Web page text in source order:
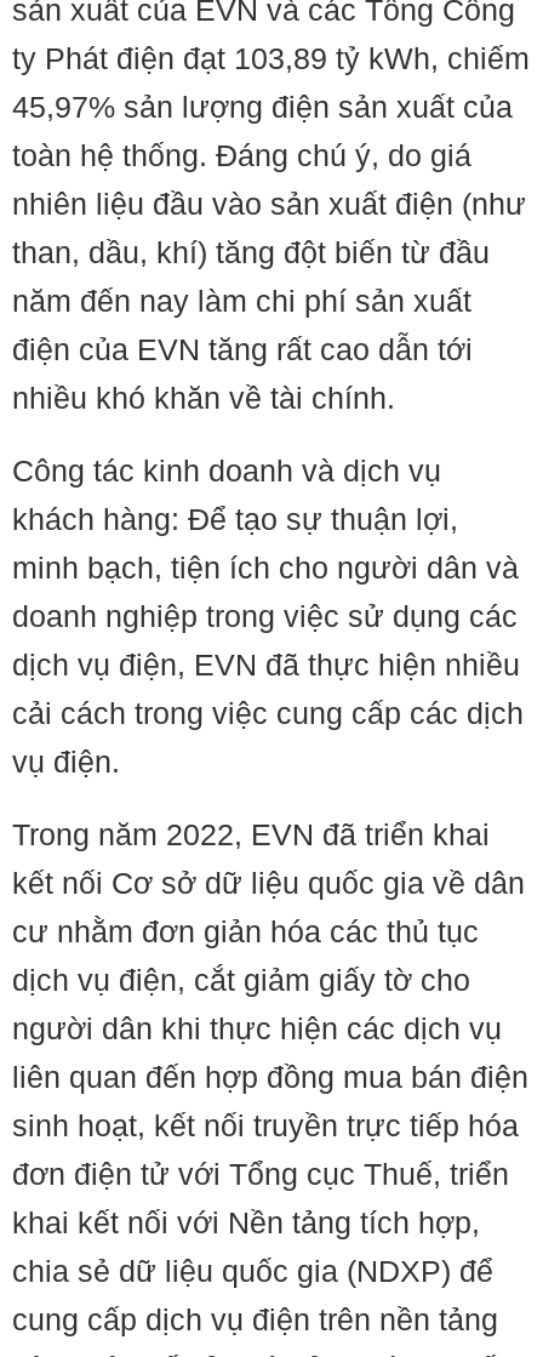
sản xuất của EVN và các Tổng Công
ty Phát điện đạt 103,89 tỷ kWh, chiếm
45,97% sản lượng điện sản xuất của
toàn hệ thống. Đáng chú ý, do giá
nhiên liệu đầu vào sản xuất điện (như
than, dầu, khí) tăng đột biến từ đầu
năm đến nay làm chi phí sản xuất
điện của EVN tăng rất cao dẫn tới
nhiều khó khăn về tài chính.
Công tác kinh doanh và dịch vụ
khách hàng: Để tạo sự thuận lợi,
minh bạch, tiện ích cho người dân và
doanh nghiệp trong việc sử dụng các
dịch vụ điện, EVN đã thực hiện nhiều
cải cách trong việc cung cấp các dịch
vụ điện.
Trong năm 2022, EVN đã triển khai
kết nối Cơ sở dữ liệu quốc gia về dân
cư nhằm đơn giản hóa các thủ tục
dịch vụ điện, cắt giảm giấy tờ cho
người dân khi thực hiện các dịch vụ
liên quan đến hợp đồng mua bán điện
sinh hoạt, kết nối truyền trực tiếp hóa
đơn điện tử với Tổng cục Thuế, triển
khai kết nối với Nền tảng tích hợp,
chia sẻ dữ liệu quốc gia (NDXP) để
cung cấp dịch vụ điện trên nền tảng